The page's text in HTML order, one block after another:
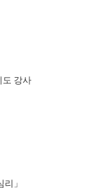
도 강사
」